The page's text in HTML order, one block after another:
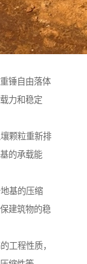
锤自由落体
力和稳定
颗粒重新排
的承载能
基的压缩
建筑物的稳
工程性质，